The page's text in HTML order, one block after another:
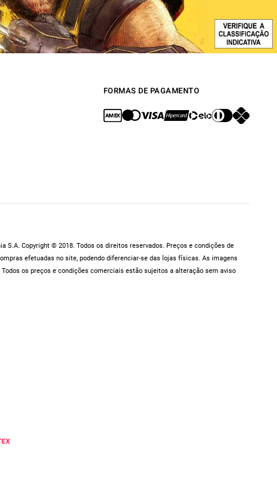
FORMAS DE PAGAMENTO
S.A. Copyright © 2018. Todos os direitos reservados. Preços e condições de
efetuadas no site, podendo diferenciar-se das lojas físicas. As imagens
os preços e condições comerciais estão sujeitos a alteração sem aviso